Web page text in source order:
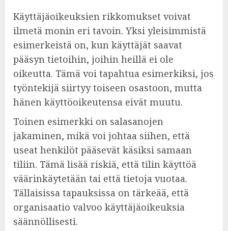
Käyttäjäoikeuksien rikkomukset voivat
ilmetä monin eri tavoin. Yksi yleisimmistä
esimerkeistä on, kun käyttäjät saavat
pääsyn tietoihin, joihin heillä ei ole
oikeutta. Tämä voi tapahtua esimerkiksi, jos
työntekijä siirtyy toiseen osastoon, mutta
hänen käyttöoikeutensa eivät muutu.
Toinen esimerkki on salasanojen
jakaminen, mikä voi johtaa siihen, että
useat henkilöt pääsevät käsiksi samaan
tiliin. Tämä lisää riskiä, että tilin käyttöä
väärinkäytetään tai että tietoja vuotaa.
Tällaisissa tapauksissa on tärkeää, että
organisaatio valvoo käyttäjäoikeuksia
säännöllisesti.